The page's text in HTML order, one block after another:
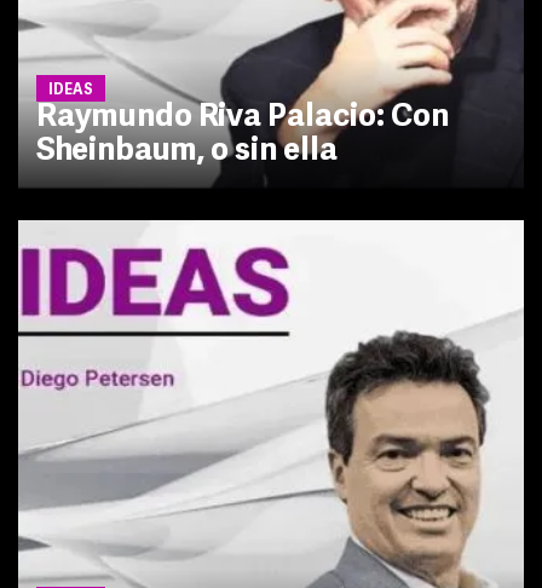
IDEAS
Raymundo Riva Palacio: Con
Sheinbaum, o sin ella